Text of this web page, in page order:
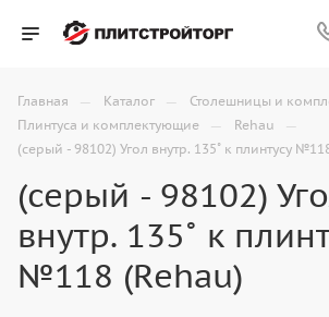
Главная — Каталог — Столешницы и
Плинтуса и комплектующие — Rehau —
(серый - 98102) Угол внутр. 135˚ к плинтусу
(серый - 98102)
внутр. 135˚ к
№118 (Rehau)